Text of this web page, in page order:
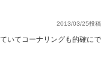
2013/03/25投稿
いてコーナリングも的確にで